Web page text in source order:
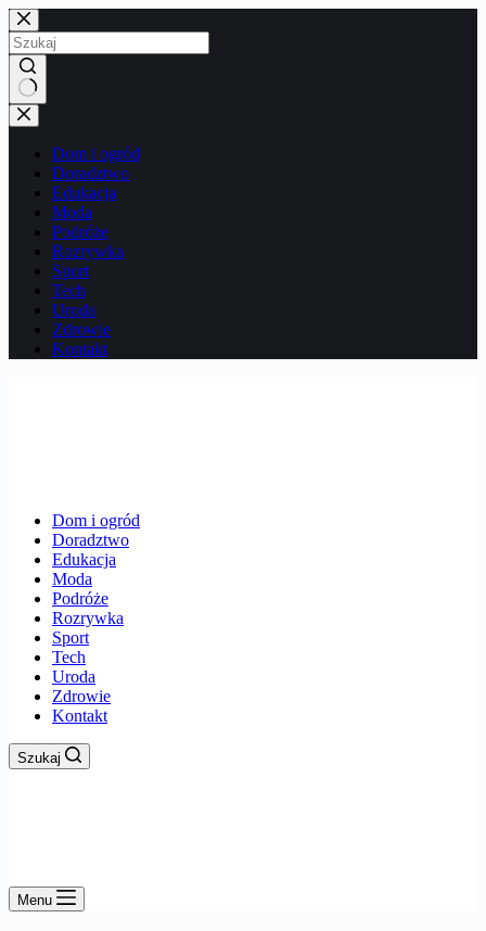
Przejdź
do
treści
Brak
wyników
Dom i ogród
Doradztwo
Edukacja
Moda
Podróże
Rozrywka
Sport
Tech
Uroda
Zdrowie
Kontakt
Dom i ogród
Doradztwo
Edukacja
Moda
Podróże
Rozrywka
Sport
Tech
Uroda
Zdrowie
Kontakt
Szukaj
Menu